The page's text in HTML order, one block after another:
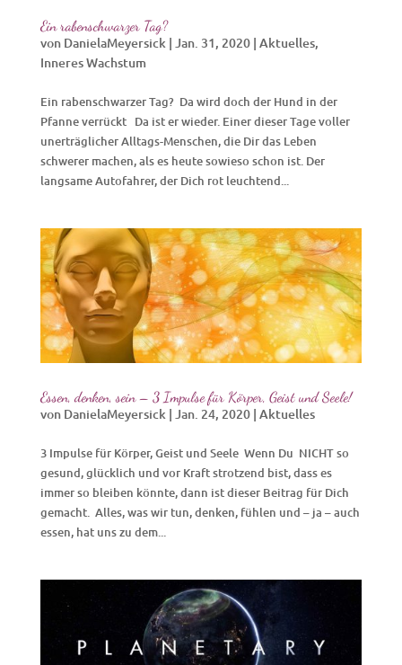
Ein rabenschwarzer Tag?
von DanielaMeyersick| Jan. 31, 2020| Aktuelles,
Inneres Wachstum
Ein rabenschwarzer Tag? Da wird doch der Hund in der
Pfanne verrückt Da ist er wieder. Einer dieser Tage voller
unerträglicher Alltags-Menschen, die Dir das Leben
schwerer machen, als es heute sowieso schon ist. Der
langsame Autofahrer, der Dich rot leuchtend...
Essen, denken, sein – 3 Impulse für Körper, Geist und Seele!
von DanielaMeyersick | Jan. 24, 2020| Aktuelles
3 Impulse für Körper, Geist und Seele Wenn Du NICHT so
gesund, glücklich und vor Kraft strotzend bist, dass es
immer so bleiben könnte, dann ist dieser Beitrag für Dich
gemacht. Alles, was wir tun, denken, fühlen und – ja – auch
essen, hat uns zu dem...